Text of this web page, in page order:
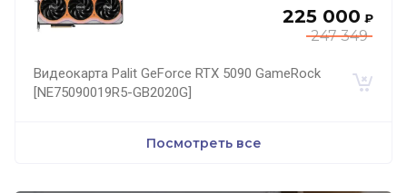
247 349
225 000 ₽
Видеокарта Palit GeForce RTX 5090 GameRock
[NE75090019R5-GB2020G]
Посмотреть все